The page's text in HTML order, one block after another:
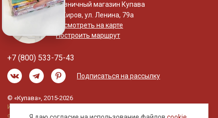
Розничный магазин Купава
г. Киров, ул. Ленина, 79а
Посмотреть на карте
Построить маршрут
+7 (800) 533-75-43
Подписаться на рассылку
© «Купава», 2015-2026
Информация на сайте не является публичной
офертой.